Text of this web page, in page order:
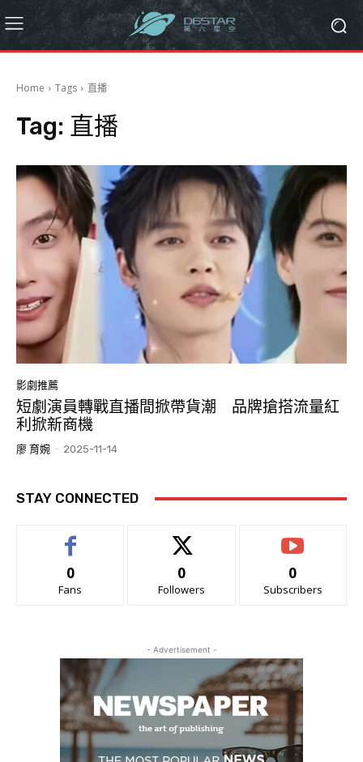
Home Tags 直播
Tag: 直播
影劇推薦
短劇演員轉戰直播間掀帶貨潮 品牌搶搭流量紅
利掀新商機
廖 育婉 - 2025-11-14
STAY CONNECTED
0
Fans
0
Followers
0
Subscribers
- Advertisement -